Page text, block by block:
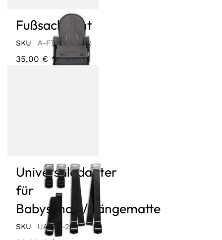
Fußsack light
SKU A-FTMF-22-GR
35,00 € *
Universaladapter
für
Babyschale/Hängematte
SKU UA-BH-20